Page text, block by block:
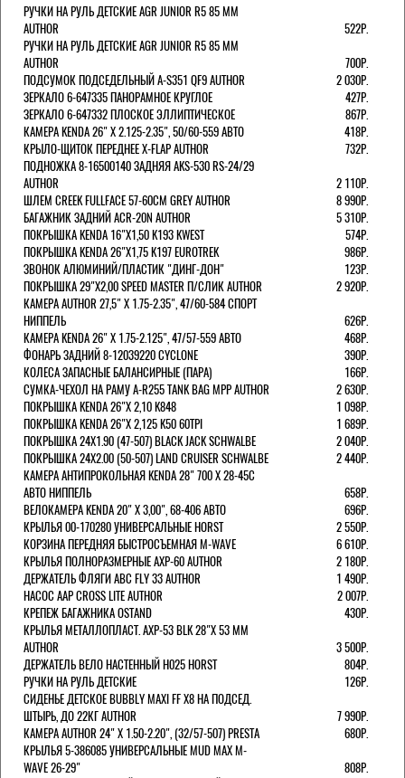
РУЧКИ НА РУЛЬ ДЕТСКИЕ AGR JUNIOR R5 85 ММ
AUTHOR
522Р.
РУЧКИ НА РУЛЬ ДЕТСКИЕ AGR JUNIOR R5 85 ММ
AUTHOR
700Р.
ПОДСУМОК ПОДСЕДЕЛЬНЫЙ A-S351 QF9 AUTHOR
2 030Р.
ЗЕРКАЛО 6-647335 ПАНОРАМНОЕ КРУГЛОЕ
427Р.
ЗЕРКАЛО 6-647332 ПЛОСКОЕ ЭЛЛИПТИЧЕСКОЕ
867Р.
КАМЕРА KENDA 26" Х 2.125-2.35", 50/60-559 АВТО
418Р.
КРЫЛО-ЩИТОК ПЕРЕДНЕЕ X-FLAP AUTHOR
732Р.
ПОДНОЖКА 8-16500140 ЗАДНЯЯ AKS-530 RS-24/29
AUTHOR
2 110Р.
ШЛЕМ CREEK FULLFACE 57-60СМ GREY AUTHOR
8 990Р.
БАГАЖНИК ЗАДНИЙ ACR-20N AUTHOR
5 310Р.
ПОКРЫШКА KENDA 16"Х1,50 K193 KWEST
574Р.
ПОКРЫШКА KENDA 26"Х1,75 K197 EUROTREK
986Р.
ЗВОНОК АЛЮМИНИЙ/ПЛАСТИК "ДИНГ-ДОН"
123Р.
ПОКРЫШКА 29"Х2,00 SPEED MASTER П/СЛИК AUTHOR
2 920Р.
КАМЕРА AUTHOR 27,5" Х 1.75-2.35", 47/60-584 СПОРТ
НИППЕЛЬ
626Р.
КАМЕРА KENDA 26" Х 1.75-2.125", 47/57-559 АВТО
468Р.
ФОНАРЬ ЗАДНИЙ 8-12039220 CYCLONE
390Р.
КОЛЕСА ЗАПАСНЫЕ БАЛАНСИРНЫЕ (ПАРА)
166Р.
CУМКА-ЧЕХОЛ НА РАМУ A-R255 TANK BAG MPP AUTHOR
2 630Р.
ПОКРЫШКА KENDA 26"Х 2,10 K848
1 098Р.
ПОКРЫШКА KENDA 26"Х 2,125 K50 60TPI
1 689Р.
ПОКРЫШКА 24X1.90 (47-507) BLACK JACK SCHWALBE
2 040Р.
ПОКРЫШКА 24X2.00 (50-507) LAND CRUISER SCHWALBE
2 440Р.
КАМЕРА АНТИПРОКОЛЬНАЯ KENDA 28" 700 Х 28-45C
АВТО НИППЕЛЬ
658Р.
ВЕЛОКАМЕРА KENDA 20" Х 3,00", 68-406 АВТО
696Р.
КРЫЛЬЯ 00-170280 УНИВЕРСАЛЬНЫЕ HORST
2 550Р.
КОРЗИНА ПЕРЕДНЯЯ БЫСТРОСЪЕМНАЯ M-WAVE
6 610Р.
КРЫЛЬЯ ПОЛНОРАЗМЕРНЫЕ AXP-60 AUTHOR
2 180Р.
ДЕРЖАТЕЛЬ ФЛЯГИ АВС FLY 33 AUTHOR
1 490Р.
НАСОС AAP CROSS LITE AUTHOR
2 007Р.
КРЕПЕЖ БАГАЖНИКА OSTAND
430Р.
КРЫЛЬЯ МЕТАЛЛОПЛАСТ. AXP-53 BLK 28"Х 53 ММ
AUTHOR
3 500Р.
ДЕРЖАТЕЛЬ ВЕЛО НАСТЕННЫЙ H025 HORST
804Р.
РУЧКИ НА РУЛЬ ДЕТСКИЕ
126Р.
СИДЕНЬЕ ДЕТСКОЕ BUBBLY MAXI FF X8 НА ПОДСЕД.
ШТЫРЬ, ДО 22КГ AUTHOR
7 990Р.
КАМЕРА AUTHOR 24" Х 1.50-2.20", (32/57-507) PRESTA
680Р.
КРЫЛЬЯ 5-386085 УНИВЕРСАЛЬНЫЕ MUD MAX M-
WAVE 26-29"
808Р.